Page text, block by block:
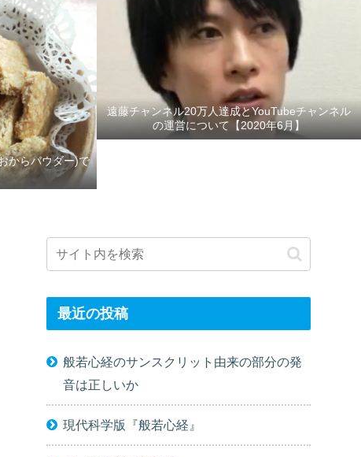
からパウダー)で
遠藤チャンネル20万人達成とYouTubeチャンネル
の運営について【2020年6月】
最近の投稿
般若心経のサンスクリット由来の部分の発
音は正しいか
現代科学版『般若心経』